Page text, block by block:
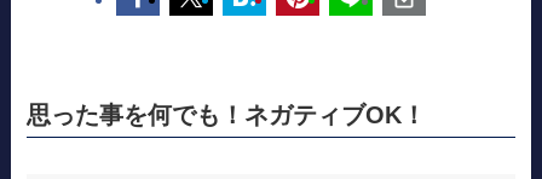
思った事を何でも！ネガティブOK！